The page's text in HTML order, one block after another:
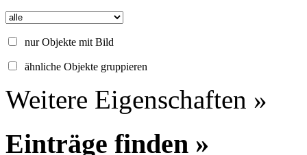
nur Objekte mit Bild
ähnliche Objekte gruppieren
Weitere Eigenschaften »
Einträge finden »